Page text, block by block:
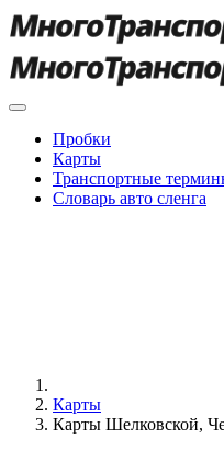
Пробки
Карты
Транспортные
Словарь авто сленга
Карты
Карты Шелковской,